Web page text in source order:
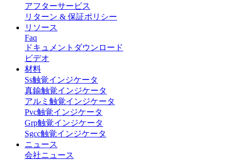
アフターサービス
リターン & 保証ポリシー
リソース
Faq
ドキュメントダウンロード
ビデオ
材料
Ss触覚インジケータ
真鍮触覚インジケータ
アルミ触覚インジケータ
Pvc触覚インジケータ
Grp触覚インジケータ
Sgcc触覚インジケータ
ニュース
会社ニュース